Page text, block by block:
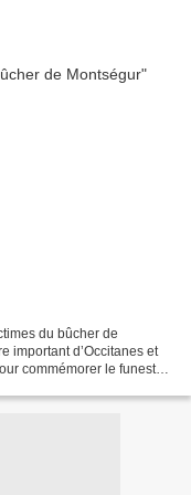
du bûcher de
important d’Occitanes et
commémorer le funeste